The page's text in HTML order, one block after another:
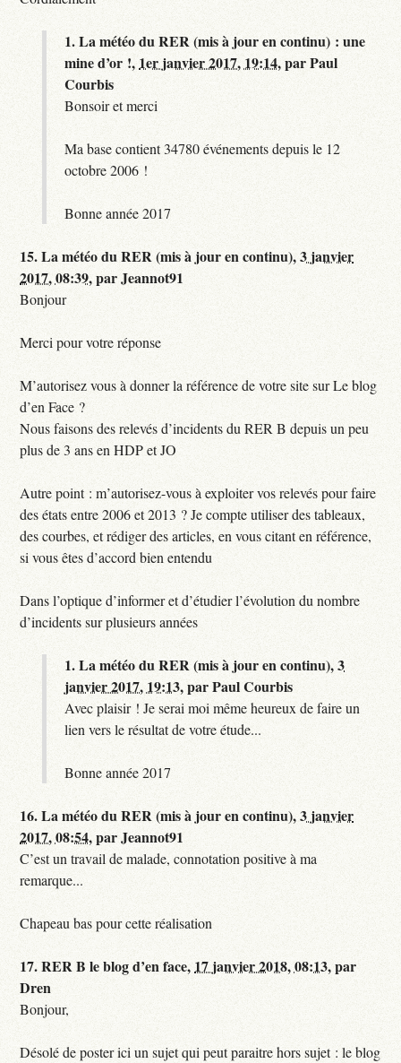
1.La météo du RER (mis à jour en continu) : une
mine d’or !, 1er janvier 2017, 19:14,parPaul
Courbis
Bonsoir et merci
Ma base contient 34780 événements depuis le 12
octobre 2006 !
Bonne année 2017
15.La météo du RER (mis à jour en continu),3 janvier
2017, 08:39,parJeannot91
Bonjour
Merci pour votre réponse
M’autorisez vous à donner la référence de votre site sur Le blog
d’en Face ?
Nous faisons des relevés d’incidents du RER B depuis un peu
plus de 3 ans en HDP et JO
Autre point : m’autorisez-vous à exploiter vos relevés pour faire
des états entre 2006 et 2013 ? Je compte utiliser des tableaux,
des courbes, et rédiger des articles, en vous citant en référence,
si vous êtes d’accord bien entendu
Dans l’optique d’informer et d’étudier l’évolution du nombre
d’incidents sur plusieurs années
1.La météo du RER (mis à jour en continu),3
janvier 2017, 19:13,parPaul Courbis
Avec plaisir ! Je serai moi même heureux de faire un
lien vers le résultat de votre étude...
Bonne année 2017
16.La météo du RER (mis à jour en continu),3 janvier
2017, 08:54,parJeannot91
C’est un travail de malade, connotation positive à ma
remarque...
Chapeau bas pour cette réalisation
17.RER B le blog d’en face, 17 janvier 2018, 08:13,par
Dren
Bonjour,
Désolé de poster ici un sujet qui peut paraitre hors sujet : le blog